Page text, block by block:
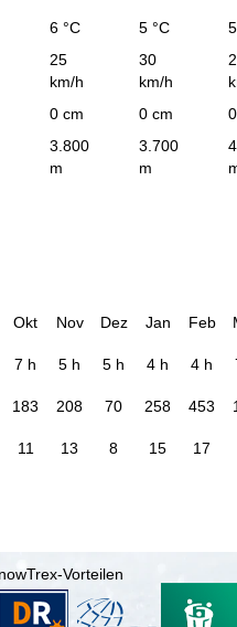
6 °C 5 °C
25
km/h
30
km/h
0 cm 0 cm
3.800
m
3.700
m
Okt Nov Dez Jan Feb
7 h 5 h 5 h 4 h 4 h
183 208 70 258 453
11 13 8 15 17
Vorteilen